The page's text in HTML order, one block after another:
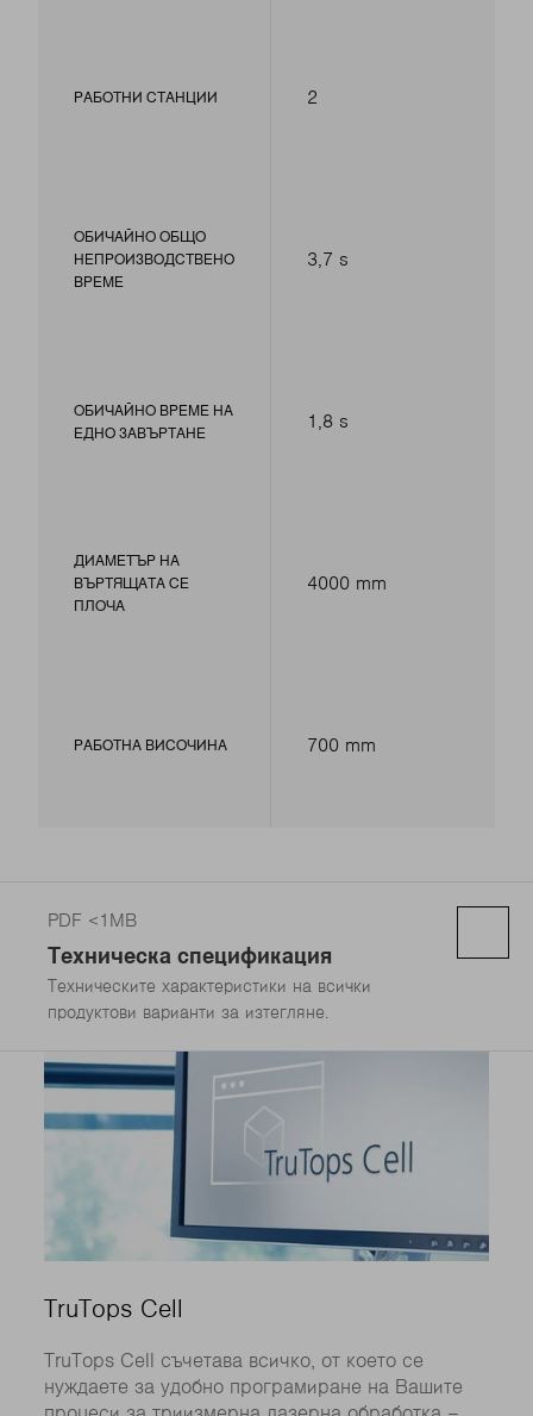
РАБОТНИ СТАНЦИИ
ОБИЧАЙНО ОБЩО
НЕПРОИЗВОДСТВЕНО
ВРЕМЕ
ОБИЧАЙНО ВРЕМЕ НА
ЕДНО ЗАВЪРТАНЕ
ДИАМЕТЪР НА
ВЪРТЯЩАТА СЕ
ПЛОЧА
РАБОТНА ВИСОЧИНА
2
3,7 s
1,8 s
4000 mm
700 mm
PDF <1MB
Техническа спецификация
Техническите характеристики на всички
продуктови варианти за изтегляне.
TruTops Cell
TruTops Cell съчетава всичко, от което се
нуждаете за удобно програмиране на Вашите